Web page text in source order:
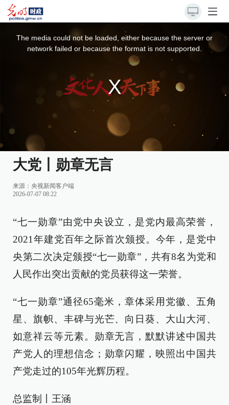
The media could not be loaded, either because the server or
network failed or because the format is not supported.
大党丨勋章无言
来源： 央视新闻客户端
2026-07-07 08:22
“七一勋章”由党中央设立，是党内最高荣誉，
2021年建党百年之际首次颁授。今年，是党中
央第二次决定颁授“七一勋章”，共有8名为党和
人民作出突出贡献的党员获得这一荣誉。
“七一勋章”通径65毫米，章体采用党徽、五角
星、旗帜、丰碑与光芒、向日葵、大山大河、
如意祥云等元素。勋章无言，默默讲述中国共
产党人的理想信念；勋章闪耀，映照出中国共
产党走过的105年光辉历程。
总监制丨王涵